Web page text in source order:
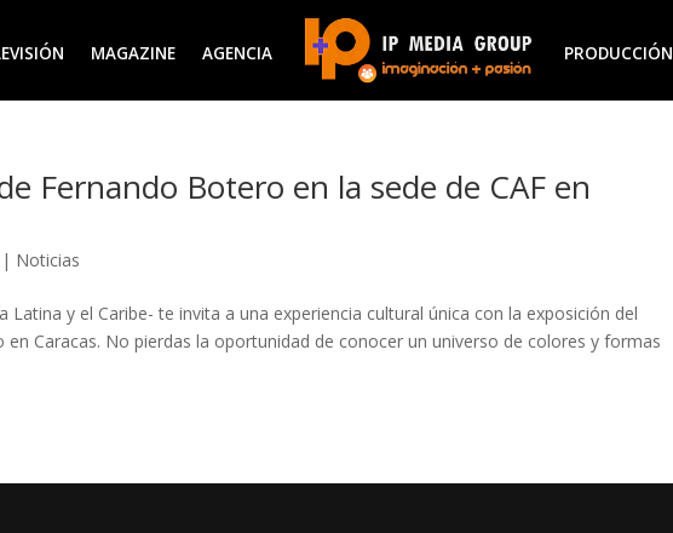
MAGAZINE AGENCIA PRODUCCIÓN
Fernando Botero en la sede de CAF en
| Noticias
Latina y el Caribe- te invita a una experiencia cultural única con la exposición del
Caracas. No pierdas la oportunidad de conocer un universo de colores y formas